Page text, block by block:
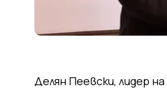
Делян Пеевски, лидер